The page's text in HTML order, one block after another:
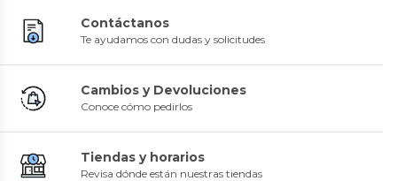
Contáctanos
Te ayudamos con dudas y solicitudes
Cambios y Devoluciones
Conoce cómo pedirlos
Tiendas y horarios
Revisa dónde están nuestras tiendas